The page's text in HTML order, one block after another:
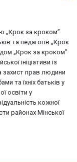
„Крок за кроком”
та педагогів „Крок
„Крок за кроком”
ініціативи із
захист прав людини
та їхніх батьків у
освіти у
кожної
районах Мінської